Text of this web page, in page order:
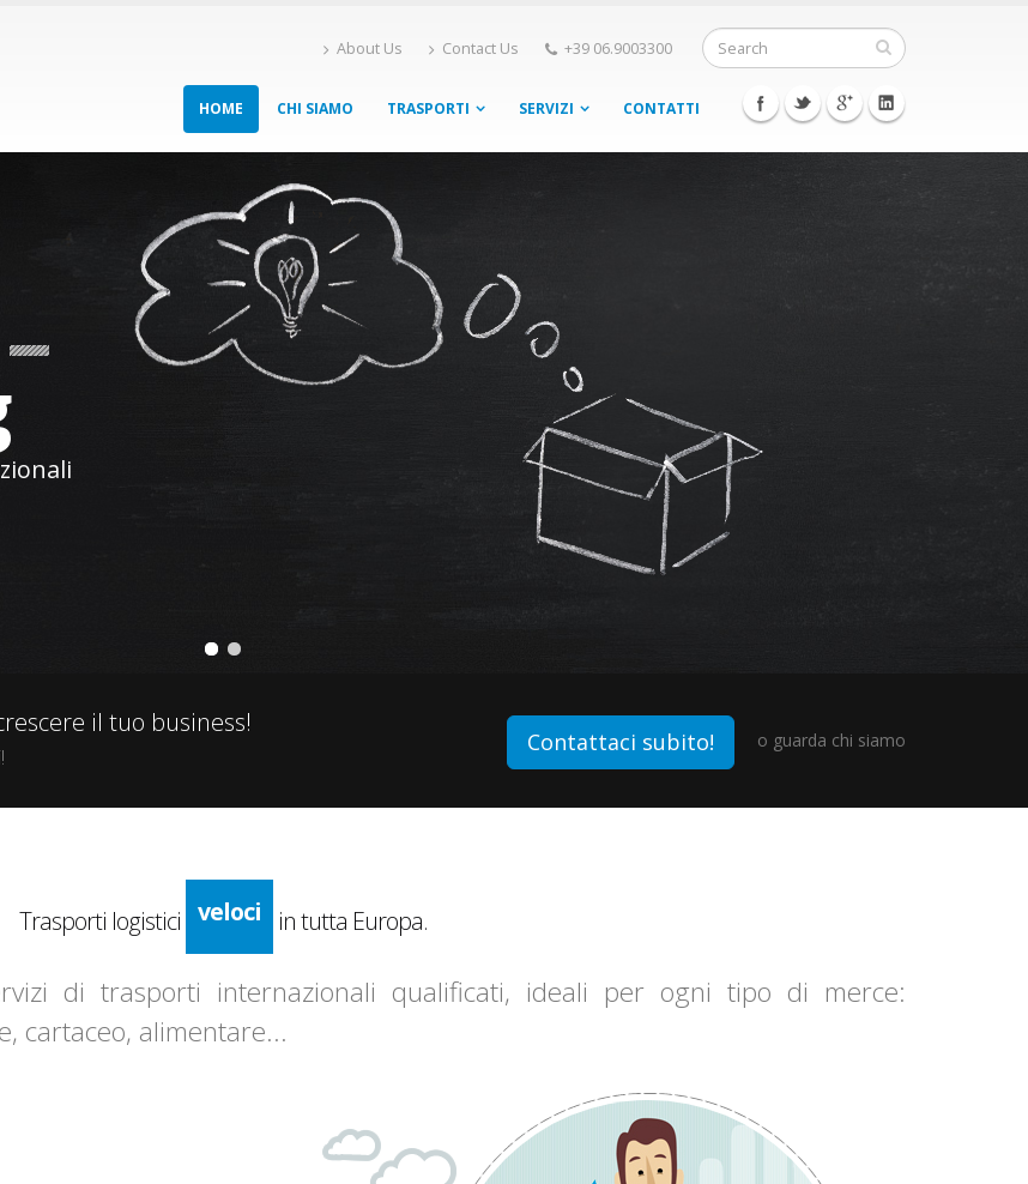
About Us Contact Us +39 06.9003300
HOME CHI SIAMO TRASPORTI SERVIZI CONTATTI
NEW WAY
il tuo business!
Contattaci subito! o guarda chi siamo
Trasporti logistici veloci
facili
in tutta Europa.
di trasporti internazionali qualificati, ideali per ogni tipo di merce:
cartaceo, alimentare...